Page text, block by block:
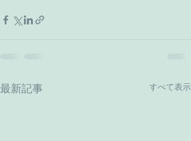
最新記事 すべて表示